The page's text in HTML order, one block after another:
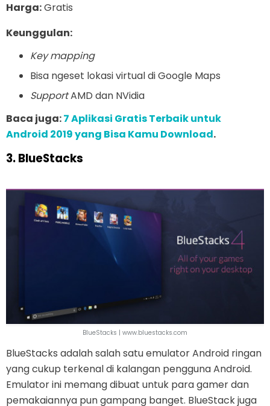
Harga:Gratis
Keunggulan:
Key mapping
Bisa ngeset lokasi virtual di Google Maps
SupportAMD dan NVidia
Baca juga:7 Aplikasi Gratis Terbaik untuk
Android 2019 yang Bisa Kamu Download.
3. BlueStacks
BlueStacks | www.bluestacks.com
BlueStacks adalah salah satu emulator Android ringan
yang cukup terkenal di kalangan pengguna Android.
Emulator ini memang dibuat untuk para gamer dan
pemakaiannya pun gampang banget. BlueStack juga